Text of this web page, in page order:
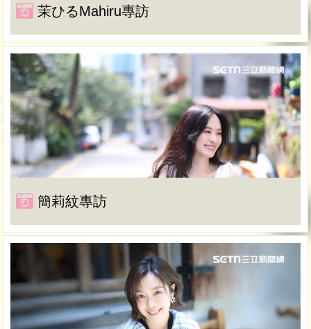
茉ひるMahiru專訪
簡莉紋專訪